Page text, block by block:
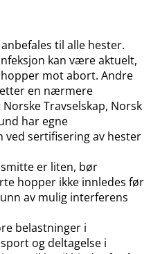
til alle hester.
kan være aktuelt,
mot abort. Andre
en nærmere
Travselskap, Norsk
har egne
ved sertifisering av hester
er liten, bør
hopper ikke innledes før
av mulig interferens
belastninger i
og deltagelse i